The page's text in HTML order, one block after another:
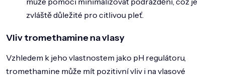
zvláště důležité pro citlivou pleť.
Vliv tromethamine na vlasy
Vzhledem k jeho vlastnostem jako pH regulátoru,
tromethamine může mít pozitivní vliv i na vlasové